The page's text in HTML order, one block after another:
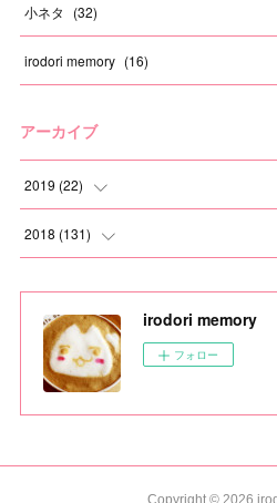
小ネタ (32)
irodori memory (16)
アーカイブ
2019 (22)
(1)
(1)
(2)
(1)
(3)
2018 (131)
(4)
(9)
(16)
(12)
irodori memory
フォロー
Copyright © 2026